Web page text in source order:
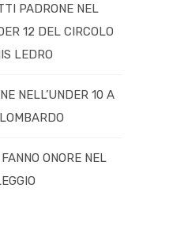
PADRONE NEL
12 DEL CIRCOLO
LEDRO
NELL’UNDER 10 A
ONORE NEL